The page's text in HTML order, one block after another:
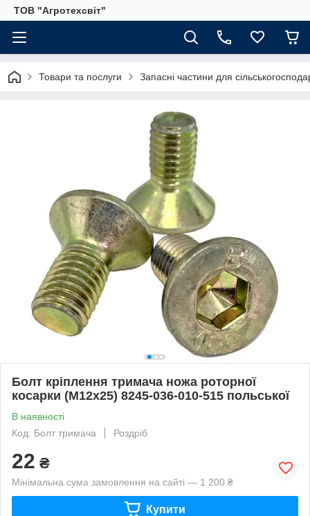
ТОВ "Агротехсвіт"
Товари та послуги Запасні частини для
Болт кріплення тримача ножа роторної
косарки (М12х25) 8245-036-010-515 польської
В наявності
Код: Болт тримача
Роздріб
22 ₴
Мінімальна сума замовлення на сайті — 1 200 ₴
Купити